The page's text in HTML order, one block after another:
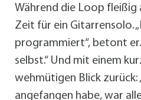
Während die Loop
Zeit für ein Gitarrensolo.
programmiert“, betont er.
selbst.“ Und mit einem
wehmütigen Blick zurück:
angefangen habe, war